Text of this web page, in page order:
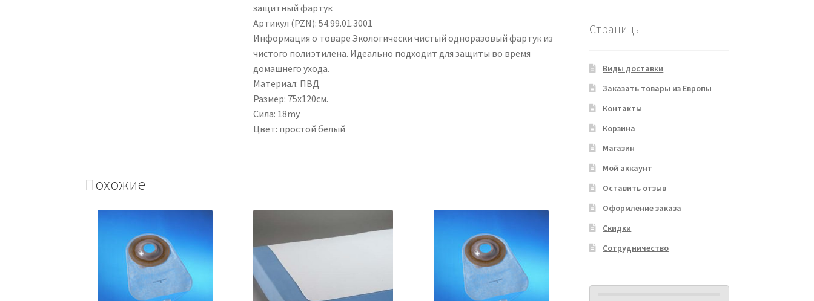
защитный фартук
Артикул (PZN): 54.99.01.3001
Информация о товаре Экологически чистый одноразовый фартук из
чистого полиэтилена. Идеально подходит для защиты во время
домашнего ухода.
Материал: ПВД
Размер: 75х120см.
Сила: 18my
Цвет: простой белый
Похожие
Страницы
Виды доставки
Заказать товары из Европы
Контакты
Корзина
Магазин
Мой аккаунт
Оставить отзыв
Оформление заказа
Скидки
Сотрудничество